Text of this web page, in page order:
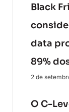
Black
data
89%
2 de
O C-